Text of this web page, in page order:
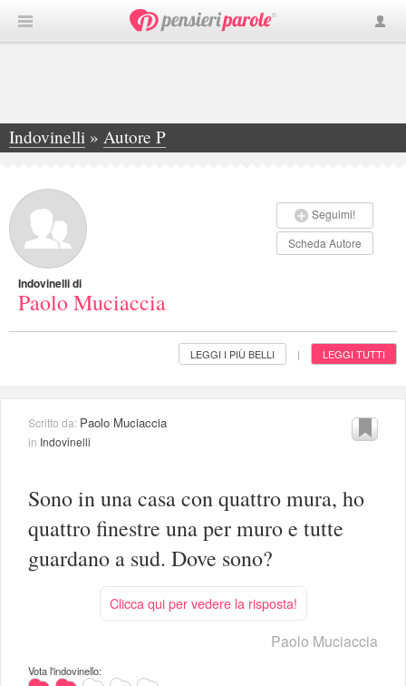
Indovinelli » Autore P
»Paolo Muciaccia
Seguimi!
Scheda Autore
Indovinelli di
Paolo Muciaccia
LEGGI I PIÙ BELLI | LEGGI TUTTI
Scritto da: Paolo Muciaccia
in Indovinelli
Sono in una casa con quattro mura, ho
quattro finestre una per muro e tutte
guardano a sud. Dove sono?
Clicca qui per vedere la risposta!
Paolo Muciaccia
Vota l'indovinello: